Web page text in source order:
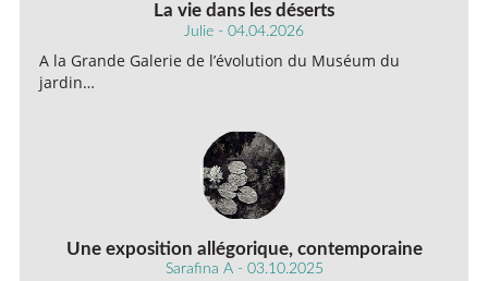
La vie dans les déserts
Julie - 04.04.2026
A la Grande Galerie de l’évolution du Muséum du
jardin…
Une exposition allégorique, contemporaine
Sarafina A - 03.10.2025